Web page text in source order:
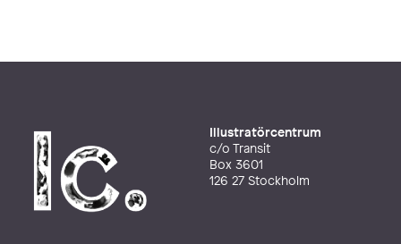
Illustratörcentrum
c/o Transit
Box 3601
126 27 Stockholm